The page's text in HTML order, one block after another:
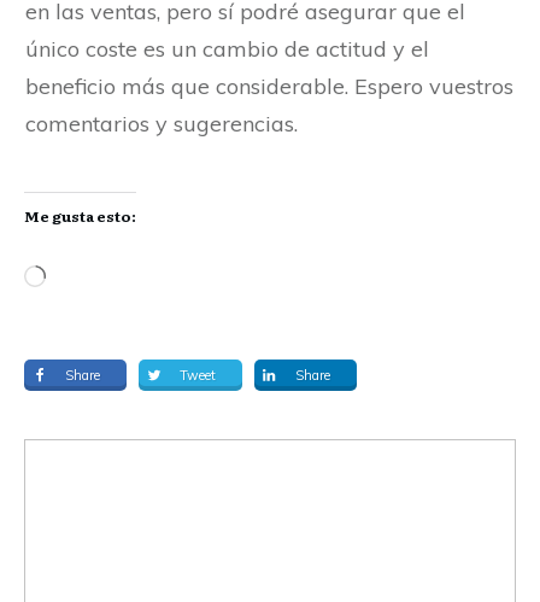
en las ventas, pero sí podré asegurar que el
único coste es un cambio de actitud y el
beneficio más que considerable. Espero vuestros
comentarios y sugerencias.
Me gusta esto:
Share Tweet Share